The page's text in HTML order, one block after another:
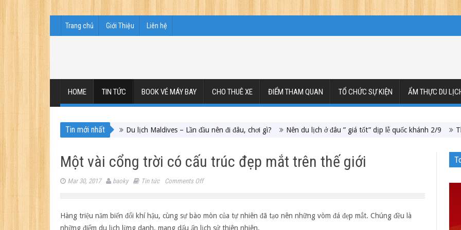
Trang chủ Giới Thiệu Liên hệ
HOME TIN TỨC BOOK VÉ MÁY BAY CHO THUÊ XE ĐIỂM THAM QUAN TỔ CHỨC SỰ KIỆN ẨM THỰC DU
Tin mới nhấtDu lịch Maldives – Lần đầu nên đi đâu, chơi gì? Nên du lịch ở đâu ” giá tốt” dịp lễ quốc khánh 2/9 Thời tiết
Một vài cổng trời có cấu trúc đẹp mắt trên thế giới
Mar 30, 2017 baoky Tin tức Comments Offon
vài
cổng
Hàng triệu năm biến đổi khí hậu, cùng sự bào mòn của tự nhiên đã tạo nên những vòm đá đẹp mắt. Chúng đều là
những điểm du lịch lừng danh, mang dấu ấn lịch sử thiên nhiên.